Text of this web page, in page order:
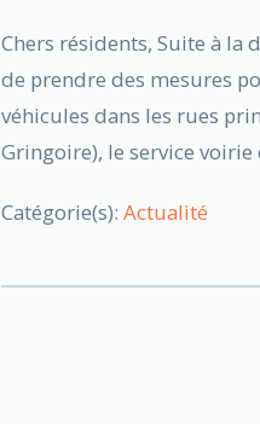
Chers résidents, Suite à la
de prendre des mesures
véhicules dans les rues
Gringoire), le service voirie
Catégorie(s): Actualité